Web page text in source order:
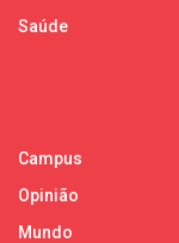
Saúde
Campus
Opinião
Mundo